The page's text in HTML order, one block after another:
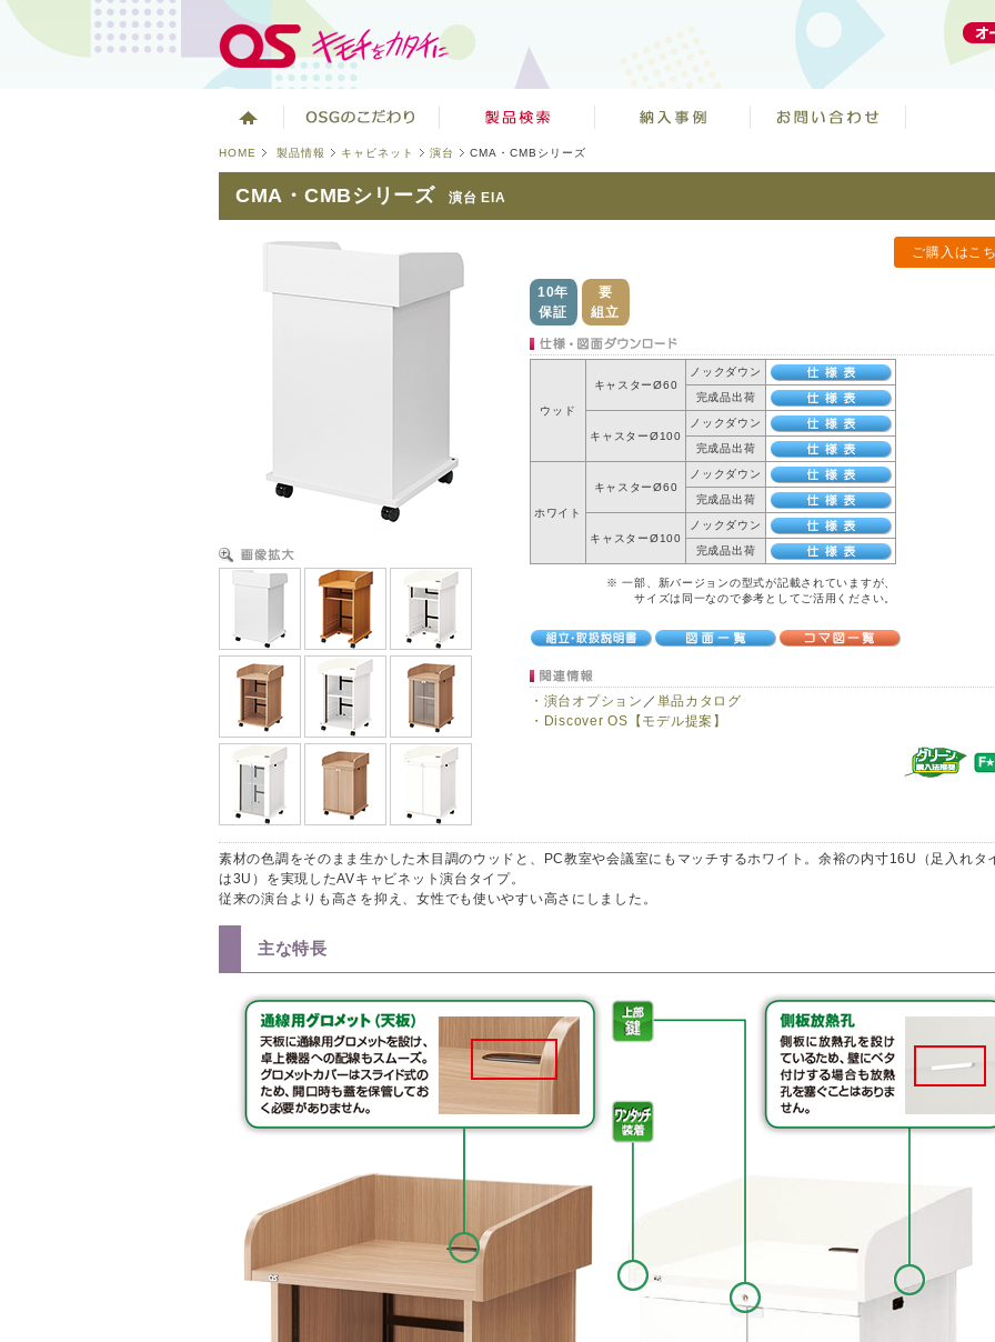
HOME 製品情報 キャビネット 演台 CMA・CMBシリーズ
CMA・CMBシリーズ 演台 EIA
ご購入はこ
10年
保証
要
組立
ウッド
キャスターØ60
ノックダウン
完成品出荷
キャスターØ100
ノックダウン
完成品出荷
ホワイト
キャスターØ60
ノックダウン
完成品出荷
キャスターØ100
ノックダウン
完成品出荷
※ 一部、新バージョンの型式が記載されていますが、
サイズは同一なので参考としてご活用ください。
・演台オプション ／ 単品カタログ
・Discover OS【モデル提案】
素材の色調をそのまま生かした木目調のウッドと、PC教室や会議室にもマッチするホワイト。余裕の内寸16U（足入れタ
は3U）を実現したAVキャビネット演台タイプ。
従来の演台よりも高さを抑え、女性でも使いやすい高さにしました。
主な特長